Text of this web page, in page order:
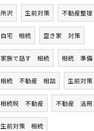
所沢 生前対策 不動産整理
自宅 相続 空き家 対策
家族で話す 相続 相続 準
相続 不動産 相談 生前対
相続税 不動産 不動産 活
生前対策 相続